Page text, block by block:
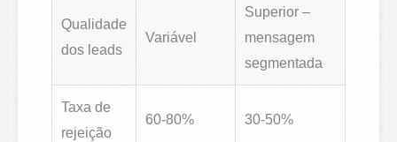
Qualidade
dos leads
Variável
Superior –
mensagem
segmentada
Taxa de
rejeição
60-80% 30-50%